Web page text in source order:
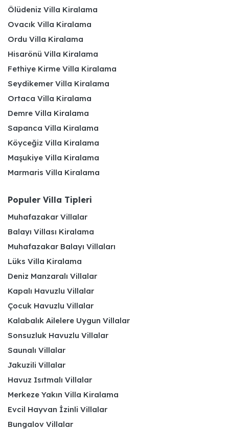
Ölüdeniz Villa Kiralama
Ovacık Villa Kiralama
Ordu Villa Kiralama
Hisarönü Villa Kiralama
Fethiye Kirme Villa Kiralama
Seydikemer Villa Kiralama
Ortaca Villa Kiralama
Demre Villa Kiralama
Sapanca Villa Kiralama
Köyceğiz Villa Kiralama
Maşukiye Villa Kiralama
Marmaris Villa Kiralama
Populer Villa Tipleri
Muhafazakar Villalar
Balayı Villası Kiralama
Muhafazakar Balayı Villaları
Lüks Villa Kiralama
Deniz Manzaralı Villalar
Kapalı Havuzlu Villalar
Çocuk Havuzlu Villalar
Kalabalık Ailelere Uygun Villalar
Sonsuzluk Havuzlu Villalar
Saunalı Villalar
Jakuzili Villalar
Havuz Isıtmalı Villalar
Merkeze Yakın Villa Kiralama
Evcil Hayvan İzinli Villalar
Bungalov Villalar